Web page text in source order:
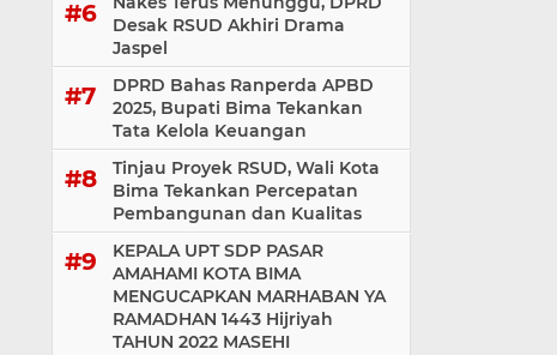
Desak RSUD Akhiri Drama
Jaspel
DPRD Bahas Ranperda APBD
2025, Bupati Bima Tekankan
Tata Kelola Keuangan
Tinjau Proyek RSUD, Wali Kota
Bima Tekankan Percepatan
Pembangunan dan Kualitas
KEPALA UPT SDP PASAR
AMAHAMI KOTA BIMA
MENGUCAPKAN MARHABAN YA
RAMADHAN 1443 Hijriyah
TAHUN 2022 MASEHI